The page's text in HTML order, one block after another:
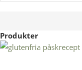
Produkter